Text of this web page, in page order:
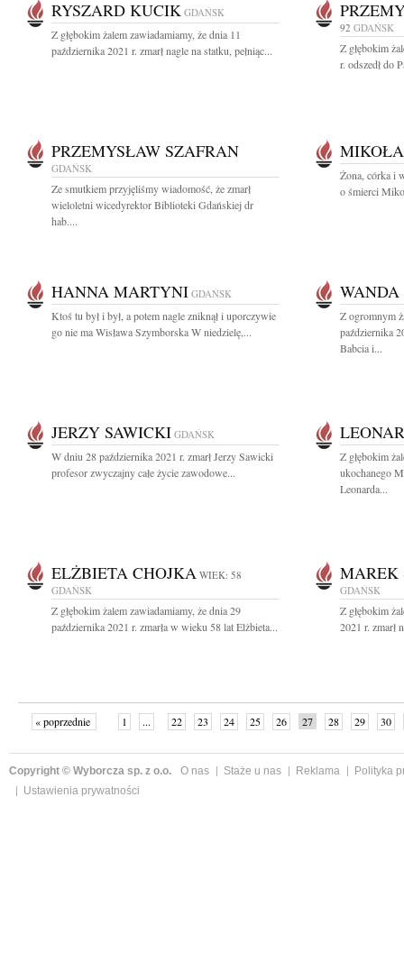
RYSZARD KUCIK GDAŃSK
Z głębokim żalem zawiadamiamy, że dnia 11
października 2021 r. zmarł nagle na statku, pełniąc...
92 GDAŃSK
Z głębokim
r. odszedł do
PRZEMYSŁAW SZAFRAN
GDAŃSK
Ze smutkiem przyjęliśmy wiadomość, że zmarł
wieloletni wicedyrektor Biblioteki Gdańskiej dr
hab....
Żona, córka i
o śmierci
HANNA MARTYNI GDAŃSK
Ktoś tu był i był, a potem nagle zniknął i uporczywie
go nie ma Wisława Szymborska W niedzielę,...
Z ogromnym
października
Babcia i...
JERZY SAWICKI GDAŃSK
W dniu 28 października 2021 r. zmarł Jerzy Sawicki
profesor zwyczajny całe życie zawodowe...
Z głębokim
ukochanego
Leonarda...
ELŻBIETA CHOJKA WIEK: 58
GDAŃSK
Z głębokim żalem zawiadamiamy, że dnia 29
października 2021 r. zmarła w wieku 58 lat Elżbieta...
MAREK
GDAŃSK
Z głębokim
2021 r. zmarł
« poprzednie 1 ... 22 23 24 25 26 27 28 29
30
Copyright © Wyborcza sp. z o.o. O nas Staże u nas Reklama
Polityka
Ustawienia prywatności